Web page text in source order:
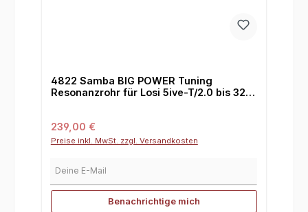
4822 Samba BIG POWER Tuning
Resonanzrohr für Losi 5ive-T/2.0 bis 32
Regulärer Preis:
239,00 €
Preise inkl. MwSt. zzgl. Versandkosten
Benachrichtige mich